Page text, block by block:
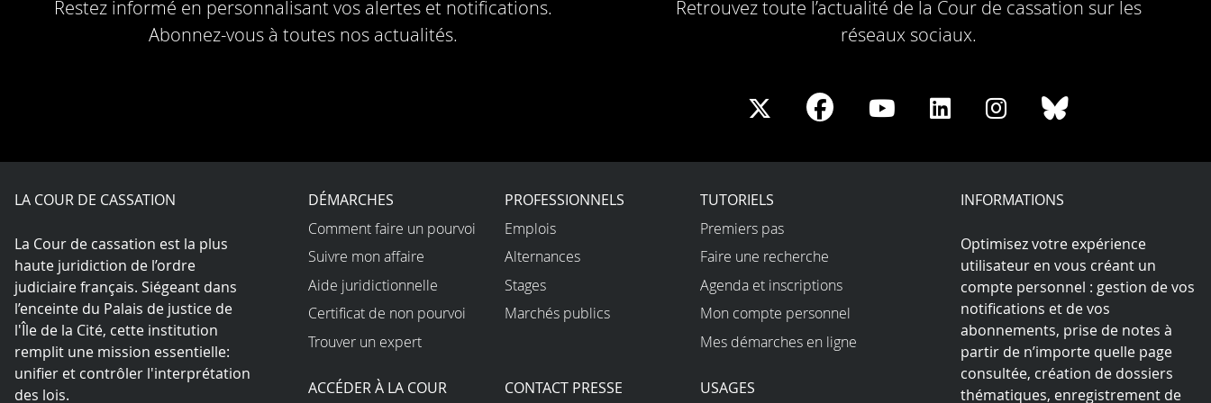
Restez informé en personnalisant vos alertes et notifications.
Abonnez-vous à toutes nos actualités.
Retrouvez toute l’actualité de la Cour de cassation sur les
réseaux sociaux.
Share
X
Share
Facebook
Share
Youtube
Share
LinkedIn
Share
Instagram
Share
Bluesky
LA COUR DE CASSATION
La Cour de cassation est la plus
haute juridiction de l’ordre
judiciaire français. Siégeant dans
l’enceinte du Palais de justice de
l'Île de la Cité, cette institution
remplit une mission essentielle:
unifier et contrôler l'interprétation
des lois.
DÉMARCHES
Comment faire un pourvoi
Suivre mon affaire
Aide juridictionnelle
Certificat de non pourvoi
Trouver un expert
PROFESSIONNELS
Emplois
Alternances
Stages
Marchés publics
TUTORIELS
Premiers pas
Faire une recherche
Agenda et inscriptions
Mon compte personnel
Mes démarches en ligne
ACCÉDER À LA COUR CONTACT PRESSE USAGES
INFORMATIONS
Optimisez votre expérience
utilisateur en vous créant un
compte personnel : gestion de vos
notifications et de vos
abonnements, prise de notes à
partir de n’importe quelle page
consultée, création de dossiers
thématiques, enregistrement de